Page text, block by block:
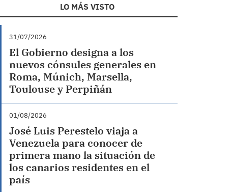
LO MÁS VISTO
31/07/2026
El Gobierno designa a los
nuevos cónsules generales en
Roma, Múnich, Marsella,
Toulouse y Perpiñán
01/08/2026
José Luis Perestelo viaja a
Venezuela para conocer de
primera mano la situación de
los canarios residentes en el
país